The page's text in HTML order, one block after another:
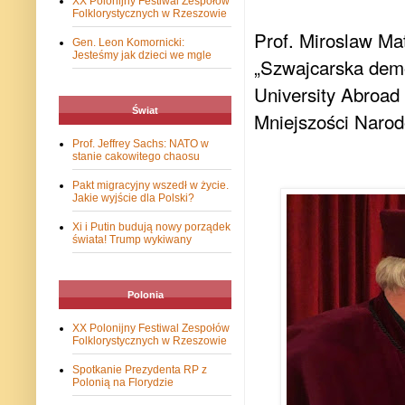
Prof. Miroslaw
„Szwajcarska
University
Mniejszości
Folklorystycznych w Rzeszowie
Gen. Leon Komornicki:
Jesteśmy jak dzieci we mgle
Świat
Prof. Jeffrey Sachs: NATO w
stanie cakowitego chaosu
Pakt migracyjny wszedł w życie.
Jakie wyjście dla Polski?
Xi i Putin budują nowy porządek
świata! Trump wykiwany
Polonia
XX Polonijny Festiwal Zespołów
Folklorystycznych w Rzeszowie
Spotkanie Prezydenta RP z
Polonią na Florydzie